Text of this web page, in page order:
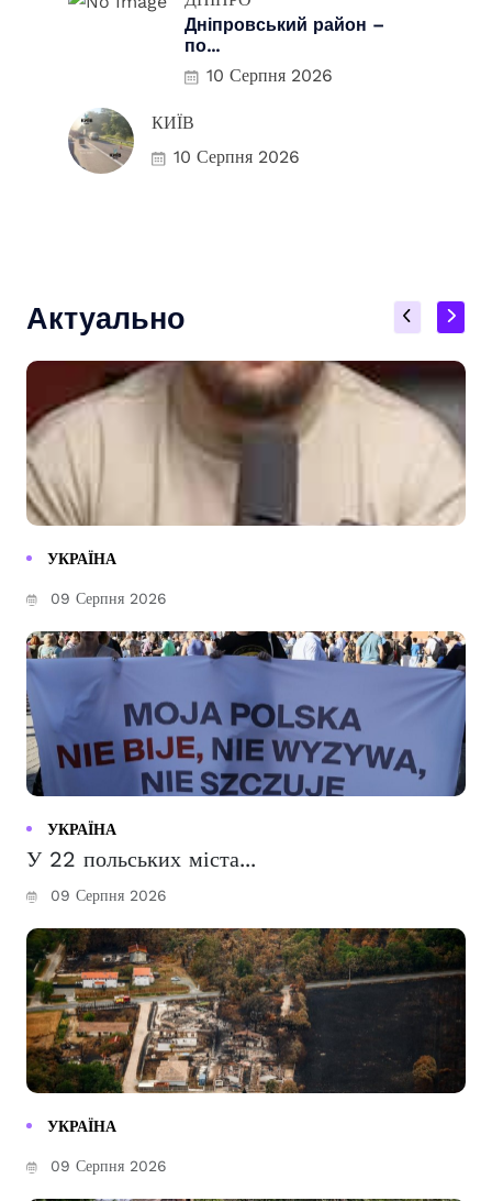
Дніпровський район –
по...
10 Серпня 2026
КИЇВ
10 Серпня 2026
Актуально
УКРАЇНА
09 Серпня 2026
УКРАЇНА
У 22 польських міста...
09 Серпня 2026
УКРАЇНА
09 Серпня 2026